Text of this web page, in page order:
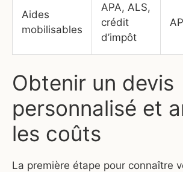
Aides
mobilisables
APA, ALS,
crédit
d’impôt
Obtenir un devis
personnalisé et
les coûts
La première étape pour connaître